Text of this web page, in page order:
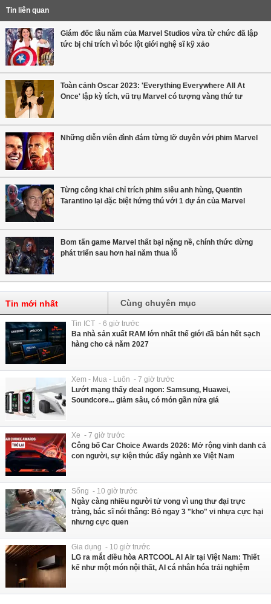
Tin liên quan
Giám đốc lâu năm của Marvel Studios vừa từ chức đã lập
tức bị chỉ trích vì bóc lột giới nghệ sĩ kỹ xảo
Toàn cảnh Oscar 2023: 'Everything Everywhere All At
Once' lập kỳ tích, vũ trụ Marvel có tượng vàng thứ tư
Những diễn viên đình đám từng lỡ duyên với phim Marvel
Từng công khai chỉ trích phim siêu anh hùng, Quentin
Tarantino lại đặc biệt hứng thú với 1 dự án của Marvel
Bom tấn game Marvel thất bại nặng nề, chính thức dừng
phát triển sau hơn hai năm thua lỗ
Tin mới nhất Cùng chuyên mục
Tin ICT - 6 giờ trước
Ba nhà sản xuất RAM lớn nhất thế giới đã bán hết sạch
hàng cho cả năm 2027
Xem - Mua - Luôn - 7 giờ trước
Lướt mạng thấy deal ngon: Samsung, Huawei,
Soundcore... giảm sâu, có món gần nửa giá
Xe - 7 giờ trước
Công bố Car Choice Awards 2026: Mở rộng vinh danh cả
con người, sự kiện thúc đẩy ngành xe Việt Nam
Sống - 10 giờ trước
Ngày càng nhiều người tử vong vì ung thư đại trực
tràng, bác sĩ nói thẳng: Bỏ ngay 3 "kho" vi nhựa cực hại
nhưng cực quen
Gia dụng - 10 giờ trước
LG ra mắt điều hòa ARTCOOL AI Air tại Việt Nam: Thiết
kế như một món nội thất, AI cá nhân hóa trải nghiệm